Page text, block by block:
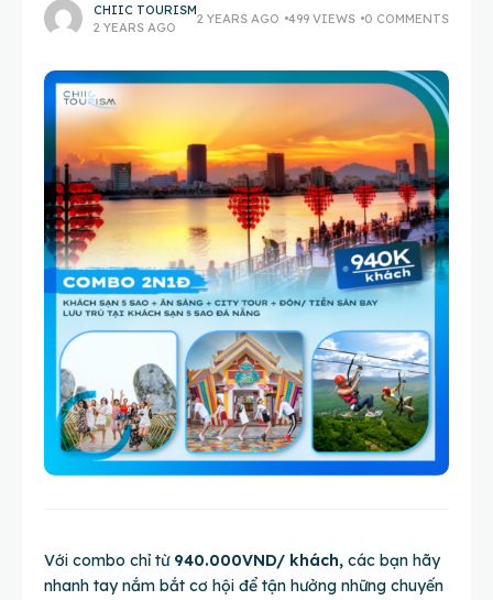
CHIIC TOURISM
2 YEARS AGO
2 YEARS AGO 499 VIEWS 0 COMMENTS
Với combo chỉ từ 940.000VND/ khách, các bạn hãy
nhanh tay nắm bắt cơ hội để tận hưởng những chuyến